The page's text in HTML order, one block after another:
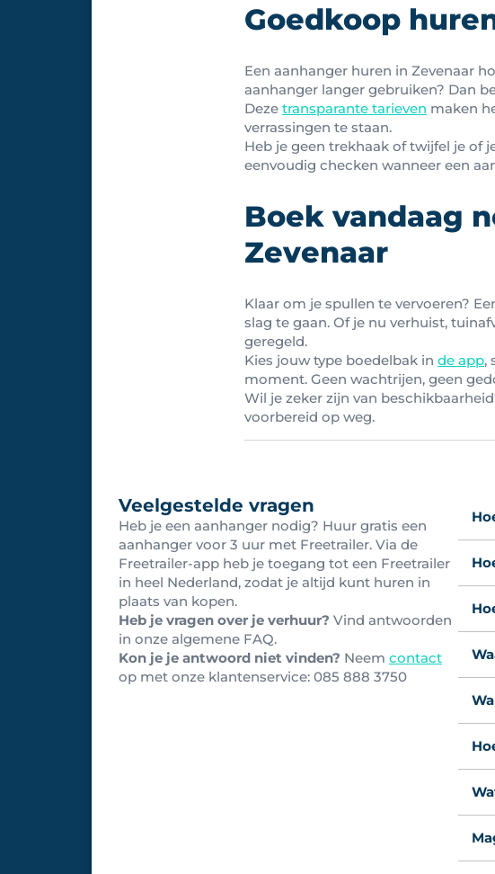
Goedkoop
Een aanhanger huren in Zevenaar
aanhanger langer gebruiken? Dan
Deze transparante tarieven maken
verrassingen te staan.
Heb je geen trekhaak of twijfel je of
eenvoudig checken wanneer een
Boek vandaag
Zevenaar
Klaar om je spullen te vervoeren?
slag te gaan. Of je nu verhuist,
geregeld.
Kies jouw type boedelbak in de app,
moment. Geen wachtrijen, geen
Wil je zeker zijn van
voorbereid op weg.
Veelgestelde vragen
Heb je een aanhanger nodig? Huur gratis een
aanhanger voor 3 uur met Freetrailer. Via de
Freetrailer-app heb je toegang tot een Freetrailer
in heel Nederland, zodat je altijd kunt huren in
plaats van kopen.
Heb je vragen over je verhuur? Vind antwoorden
in onze algemene FAQ.
Kon je je antwoord niet vinden? Neem contact
op met onze klantenservice: 085 888 3750